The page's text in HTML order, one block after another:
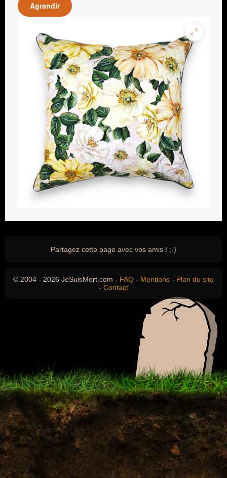
Agrandir
Partagez cette page avec vos amis ! ;-)
© 2004 - 2026 JeSuisMort.com - FAQ - Mentions - Plan du site
- Contact